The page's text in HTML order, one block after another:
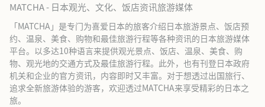
MATCHA - 日本观光、文化、饭店资讯旅游媒体
「MATCHA」是专门为喜爱日本的旅客介绍日本旅游景点、饭店预
约、温泉、美食、购物和最佳旅游行程等各种资讯的日本旅游媒体
平台。以多达10种语言来提供观光景点、饭店、温泉、美食、购
物、观光地的交通方式及最佳旅游行程。此外，也有刊登日本政府
机关和企业的官方资讯，内容即时又丰富。对于想透过出国旅行、
追求全新旅游体验的游客，欢迎透过MATCHA来享受精彩的日本之
旅。